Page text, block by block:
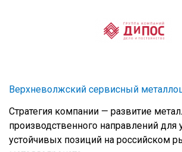
Верхневолжский сервисный
Стратегия компании — развитие
производственного направлений для
устойчивых позиций на российском